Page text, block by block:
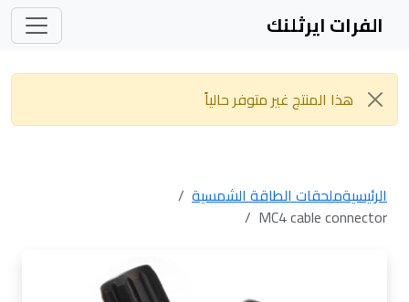
الفرات ايرثلنك
هذا المنتج غير متوفر حالياً
الرئيسيةملحقات الطاقة الشمسية
MC4 cable connector